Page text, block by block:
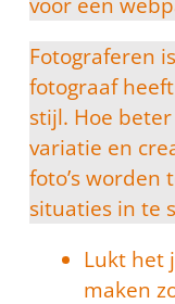
Fotograferen
fotograaf
stijl. Hoe
variatie en
foto’s worden
situaties in te
Lukt het
maken